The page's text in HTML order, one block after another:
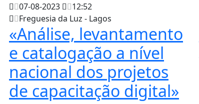
07-08-2023
12:52
Freguesia da Luz - Lagos
«Análise, levantamento
e catalogação a nível
nacional dos projetos
de capacitação digital»